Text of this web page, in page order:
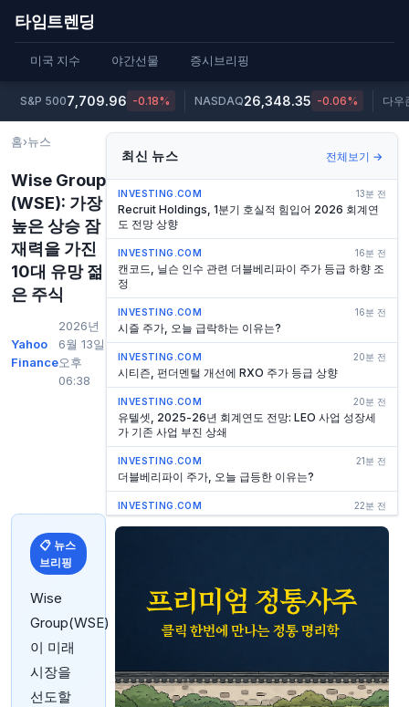
타임트렌딩
미국 지수 야간선물 증시브리핑
S&P 5007,709.96 -0.18% NASDAQ26,348.35 -0.06% 다우
홈›뉴스
Wise Group
(WSE): 가장
높은 상승 잠
재력을 가진
10대 유망 젊
은 주식
Yahoo
Finance
2026년
6월 13일
오후
06:38
📋 뉴스
브리핑
Wise
Group(WSE)
이 미래
시장을
선도할
최신 뉴스 전체보기 →
INVESTING.COM 13분 전
Recruit Holdings, 1분기 호실적 힘입어 2026 회계연
도 전망 상향
INVESTING.COM 16분 전
캔코드, 닐슨 인수 관련 더블베리파이 주가 등급 하향 조
정
INVESTING.COM 16분 전
시즐 주가, 오늘 급락하는 이유는?
INVESTING.COM 20분 전
시티즌, 펀더멘털 개선에 RXO 주가 등급 상향
INVESTING.COM 20분 전
유텔셋, 2025-26년 회계연도 전망: LEO 사업 성장세
가 기존 사업 부진 상쇄
INVESTING.COM 21분 전
더블베리파이 주가, 오늘 급등한 이유는?
INVESTING.COM 22분 전
30% 급증, 매출 전망 상향
INVESTING.COM
레이먼드 제임스, 고암모니아혈증 전망에 따라 Korro
INVESTING.COM 29분 전
퍼스트 솔라 주가, 오늘 급등하는 이유는?